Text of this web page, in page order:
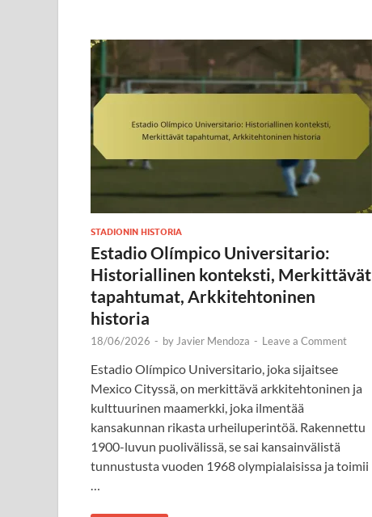
STADIONIN HISTORIA
Estadio Olímpico Universitario:
Historiallinen konteksti, Merkittävät
tapahtumat, Arkkitehtoninen
historia
18/06/2026 - by Javier Mendoza - Leave a Comment
Estadio Olímpico Universitario, joka sijaitsee
Mexico Cityssä, on merkittävä arkkitehtoninen ja
kulttuurinen maamerkki, joka ilmentää
kansakunnan rikasta urheiluperintöä. Rakennettu
1900-luvun puolivälissä, se sai kansainvälistä
tunnustusta vuoden 1968 olympialaisissa ja toimii
…